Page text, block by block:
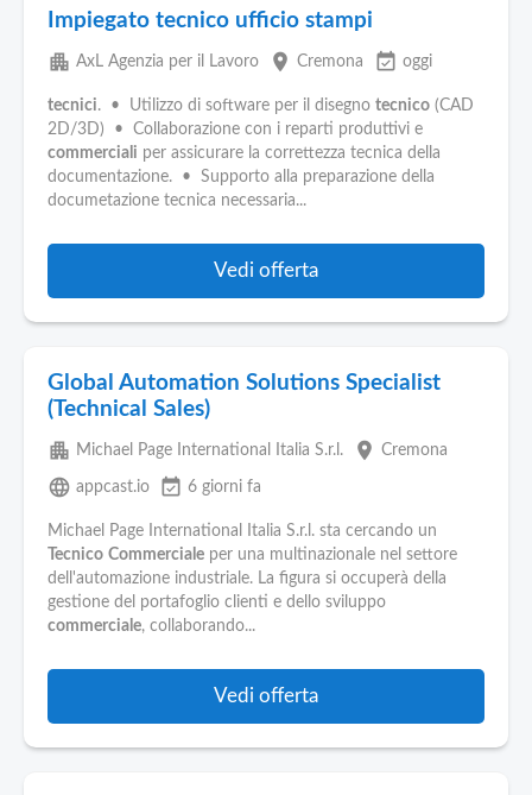
Impiegato tecnico ufficio stampi
apartment AxL Agenzia per il Lavoro place Cremona event_available oggi
tecnici. • Utilizzo di software per il disegno tecnico (CAD
2D/3D) • Collaborazione con i reparti produttivi e
commerciali per assicurare la correttezza tecnica della
documentazione. • Supporto alla preparazione della
documetazione tecnica necessaria...
Vedi offerta
Global Automation Solutions Specialist
(Technical Sales)
apartment Michael Page International Italia S.r.l. place Cremona
language appcast.io event_available 6 giorni fa
Michael Page International Italia S.r.l. sta cercando un
Tecnico Commerciale per una multinazionale nel settore
dell'automazione industriale. La figura si occuperà della
gestione del portafoglio clienti e dello sviluppo
commerciale, collaborando...
Vedi offerta